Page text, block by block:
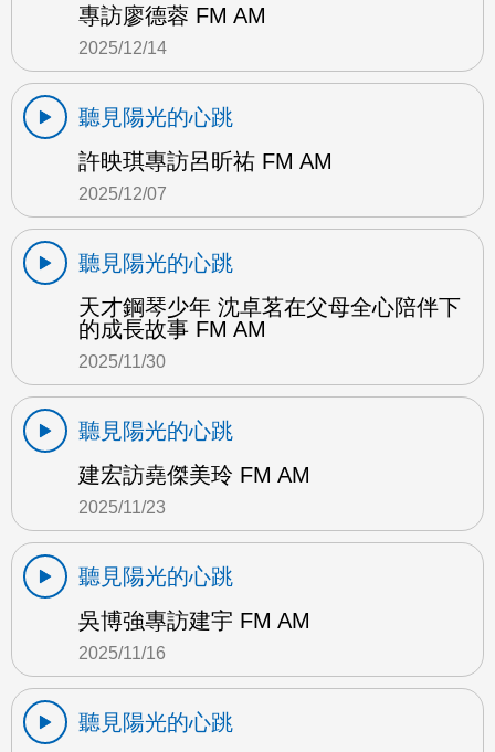
專訪廖德蓉 FM AM
2025/12/14
聽見陽光的心跳
許映琪專訪呂昕祐 FM AM
2025/12/07
聽見陽光的心跳
天才鋼琴少年 沈卓茗在父母全心陪伴下
的成長故事 FM AM
2025/11/30
聽見陽光的心跳
建宏訪堯傑美玲 FM AM
2025/11/23
聽見陽光的心跳
吳博強專訪建宇 FM AM
2025/11/16
聽見陽光的心跳